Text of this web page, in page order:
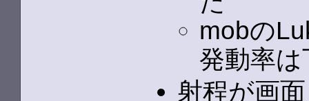
mobの
発動率
射程が画